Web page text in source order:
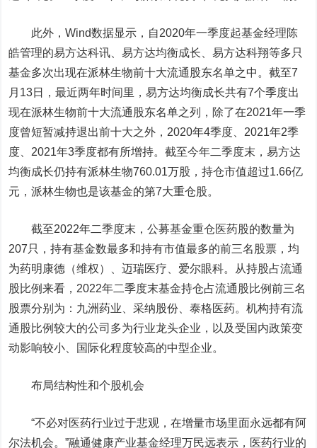
此外，Wind数据显示，自2020年一季度起基金经理陈
皓管理的易方达科讯、易方达均衡成长、易方达科翔等多只
基金多次出现在派林生物前十大流通股东名单之中。截至7
月13日，最近两年时间里，易方达均衡成长共有7个季度出
现在派林生物前十大流通股东名单之列，除了在2021年一季
度曾短暂减持退出前十大之外，2020年4季度、2021年2季
度、2021年3季度都有所增持。截至今年二季度末，易方达
均衡成长仍持有派林生物760.01万股，持仓市值超过1.66亿
元，派林生物也是该基金的第7大重仓股。
截至2022年二季度末，公募基金重仓医药股的数量为
207只，持有基金数最多和持有市值最多的前三名股票，均
为药明康德 （维权）、迈瑞医疗 爱尔眼科。从持股占流通
股比例来看，2022年二季度末基金持仓占流通股比例前三名
股票分别为： 九洲药业 、采纳股份 、泰格医药。机构持有流
通股比例较大的公司多为行业龙头企业，以及受国内政策变
动影响较小、国际化程度较高的中型企业。
布局结构性和个股机会
“不必对医药行业过于悲观，在增量市场里面永远都有阿
尔法机会。”融通健康产业基金经理万民远表示，医药行业的